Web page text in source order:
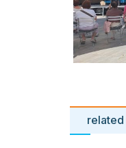
related